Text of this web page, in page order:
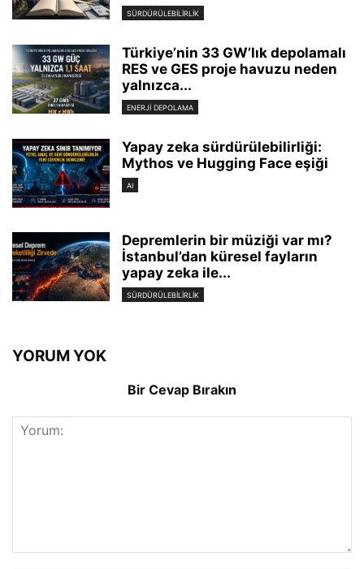
SÜRDÜRÜLEBILIRLIK
Türkiye’nin 33 GW’lık depolamalı
RES ve GES proje havuzu neden
yalnızca...
ENERJI DEPOLAMA
Yapay zeka sürdürülebilirliği:
Mythos ve Hugging Face eşiği
AI
Depremlerin bir müziği var mı?
İstanbul’dan küresel fayların
yapay zeka ile...
SÜRDÜRÜLEBILIRLIK
YORUM YOK
Bir Cevap Bırakın